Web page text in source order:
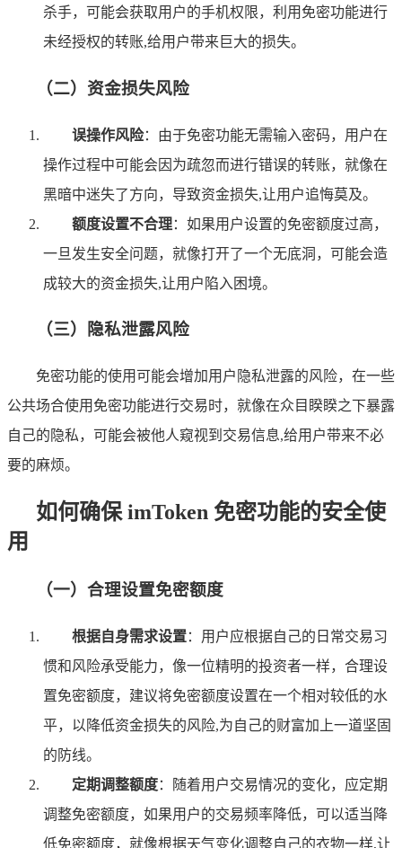
杀手，可能会获取用户的手机权限，利用免密功能进行
未经授权的转账,给用户带来巨大的损失。
（二）资金损失风险
误操作风险：由于免密功能无需输入密码，用户在
操作过程中可能会因为疏忽而进行错误的转账，就像在
黑暗中迷失了方向，导致资金损失,让用户追悔莫及。
额度设置不合理：如果用户设置的免密额度过高，
一旦发生安全问题，就像打开了一个无底洞，可能会造
成较大的资金损失,让用户陷入困境。
（三）隐私泄露风险
免密功能的使用可能会增加用户隐私泄露的风险，在一些
公共场合使用免密功能进行交易时，就像在众目睽睽之下暴露
自己的隐私，可能会被他人窥视到交易信息,给用户带来不必
要的麻烦。
如何确保 imToken 免密功能的安全使
用
（一）合理设置免密额度
根据自身需求设置：用户应根据自己的日常交易习
惯和风险承受能力，像一位精明的投资者一样，合理设
置免密额度，建议将免密额度设置在一个相对较低的水
平，以降低资金损失的风险,为自己的财富加上一道坚固
的防线。
定期调整额度：随着用户交易情况的变化，应定期
调整免密额度，如果用户的交易频率降低，可以适当降
低免密额度，就像根据天气变化调整自己的衣物一样,让